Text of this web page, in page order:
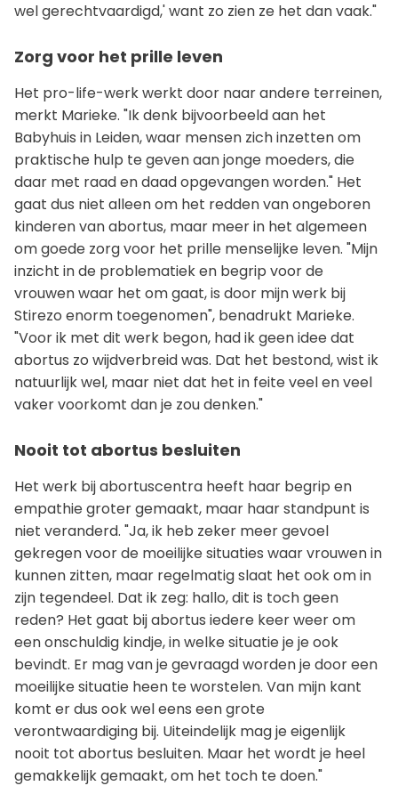
wel gerechtvaardigd,' want zo zien ze het dan vaak."
Zorg voor het prille leven
Het pro-life-werk werkt door naar andere terreinen,
merkt Marieke. "Ik denk bijvoorbeeld aan het
Babyhuis in Leiden, waar mensen zich inzetten om
praktische hulp te geven aan jonge moeders, die
daar met raad en daad opgevangen worden." Het
gaat dus niet alleen om het redden van ongeboren
kinderen van abortus, maar meer in het algemeen
om goede zorg voor het prille menselijke leven. "Mijn
inzicht in de problematiek en begrip voor de
vrouwen waar het om gaat, is door mijn werk bij
Stirezo enorm toegenomen", benadrukt Marieke.
"Voor ik met dit werk begon, had ik geen idee dat
abortus zo wijdverbreid was. Dat het bestond, wist ik
natuurlijk wel, maar niet dat het in feite veel en veel
vaker voorkomt dan je zou denken."
Nooit tot abortus besluiten
Het werk bij abortuscentra heeft haar begrip en
empathie groter gemaakt, maar haar standpunt is
niet veranderd. "Ja, ik heb zeker meer gevoel
gekregen voor de moeilijke situaties waar vrouwen in
kunnen zitten, maar regelmatig slaat het ook om in
zijn tegendeel. Dat ik zeg: hallo, dit is toch geen
reden? Het gaat bij abortus iedere keer weer om
een onschuldig kindje, in welke situatie je je ook
bevindt. Er mag van je gevraagd worden je door een
moeilijke situatie heen te worstelen. Van mijn kant
komt er dus ook wel eens een grote
verontwaardiging bij. Uiteindelijk mag je eigenlijk
nooit tot abortus besluiten. Maar het wordt je heel
gemakkelijk gemaakt, om het toch te doen."